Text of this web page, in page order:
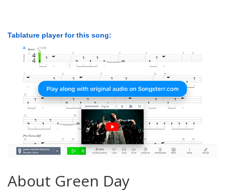
Tablature player for this song:
About Green Day